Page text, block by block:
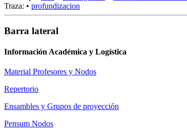
Traza: • profundizacion
Barra lateral
Información Académica y Logística
Material Profesores y Nodos
Repertorio
Ensambles y Grupos de proyección
Pensum Nodos